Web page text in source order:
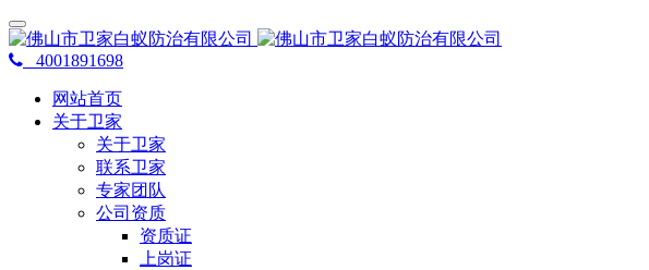
4001891698
网站首页
关于卫家
关于卫家
联系卫家
专家团队
公司资质
资质证
上岗证